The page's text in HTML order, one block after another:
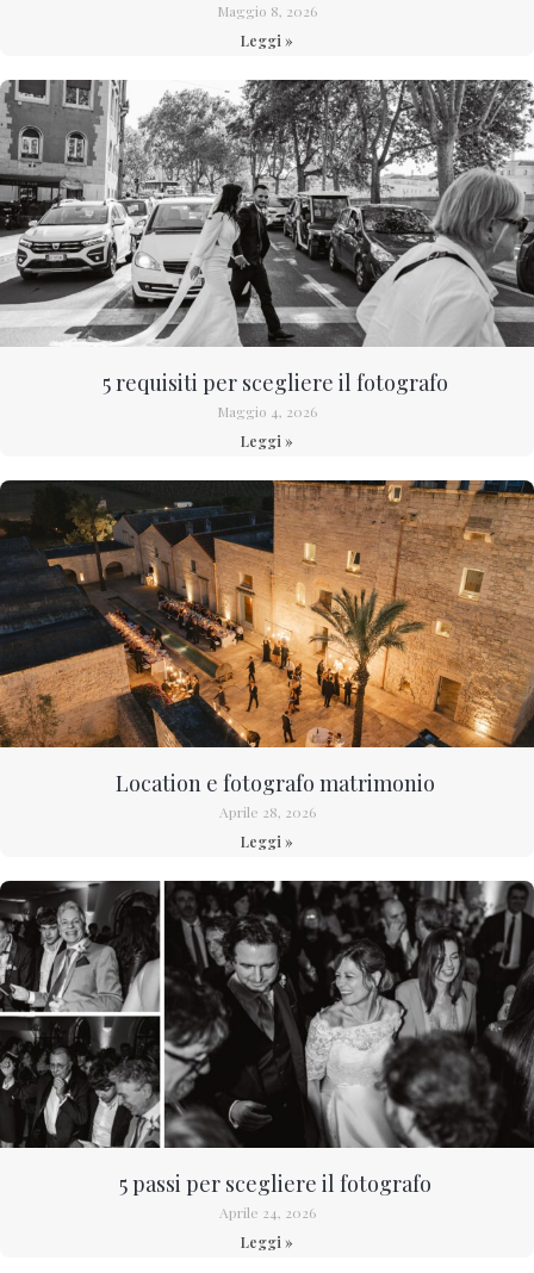
Maggio 8, 2026
Leggi »
5 requisiti per scegliere il fotografo
Maggio 4, 2026
Leggi »
Location e fotografo matrimonio
Aprile 28, 2026
Leggi »
5 passi per scegliere il fotografo
Aprile 24, 2026
Leggi »